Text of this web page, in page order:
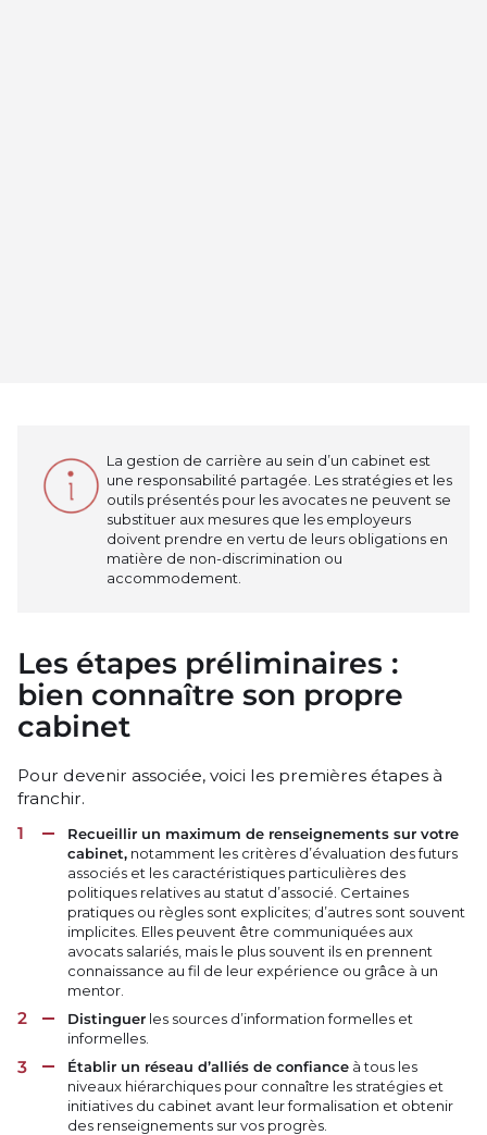
La gestion de carrière au sein d’un cabinet est
une responsabilité partagée. Les stratégies et les
outils présentés pour les avocates ne peuvent se
substituer aux mesures que les employeurs
doivent prendre en vertu de leurs obligations en
matière de non-discrimination ou
accommodement.
Les étapes préliminaires :
bien connaître son propre
cabinet
Pour devenir associée, voici les premières étapes à
franchir.
Recueillir un maximum de renseignements sur votre
cabinet,notamment les critères d’évaluation des futurs
associés et les caractéristiques particulières des
politiques relatives au statut d’associé. Certaines
pratiques ou règles sont explicites; d’autres sont souvent
implicites. Elles peuvent être communiquées aux
avocats salariés, mais le plus souvent ils en prennent
connaissance au fil de leur expérience ou grâce à un
mentor.
Distinguerles sources d’information formelles et
informelles.
Établir un réseau d’alliés de confianceà tous les
niveaux hiérarchiques pour connaître les stratégies et
initiatives du cabinet avant leur formalisation et obtenir
des renseignements sur vos progrès.